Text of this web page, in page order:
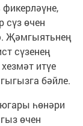
сүз өчен
Җәмгыятьнең
сүзенең
итүе
бәйле.
һөнәри
өчен